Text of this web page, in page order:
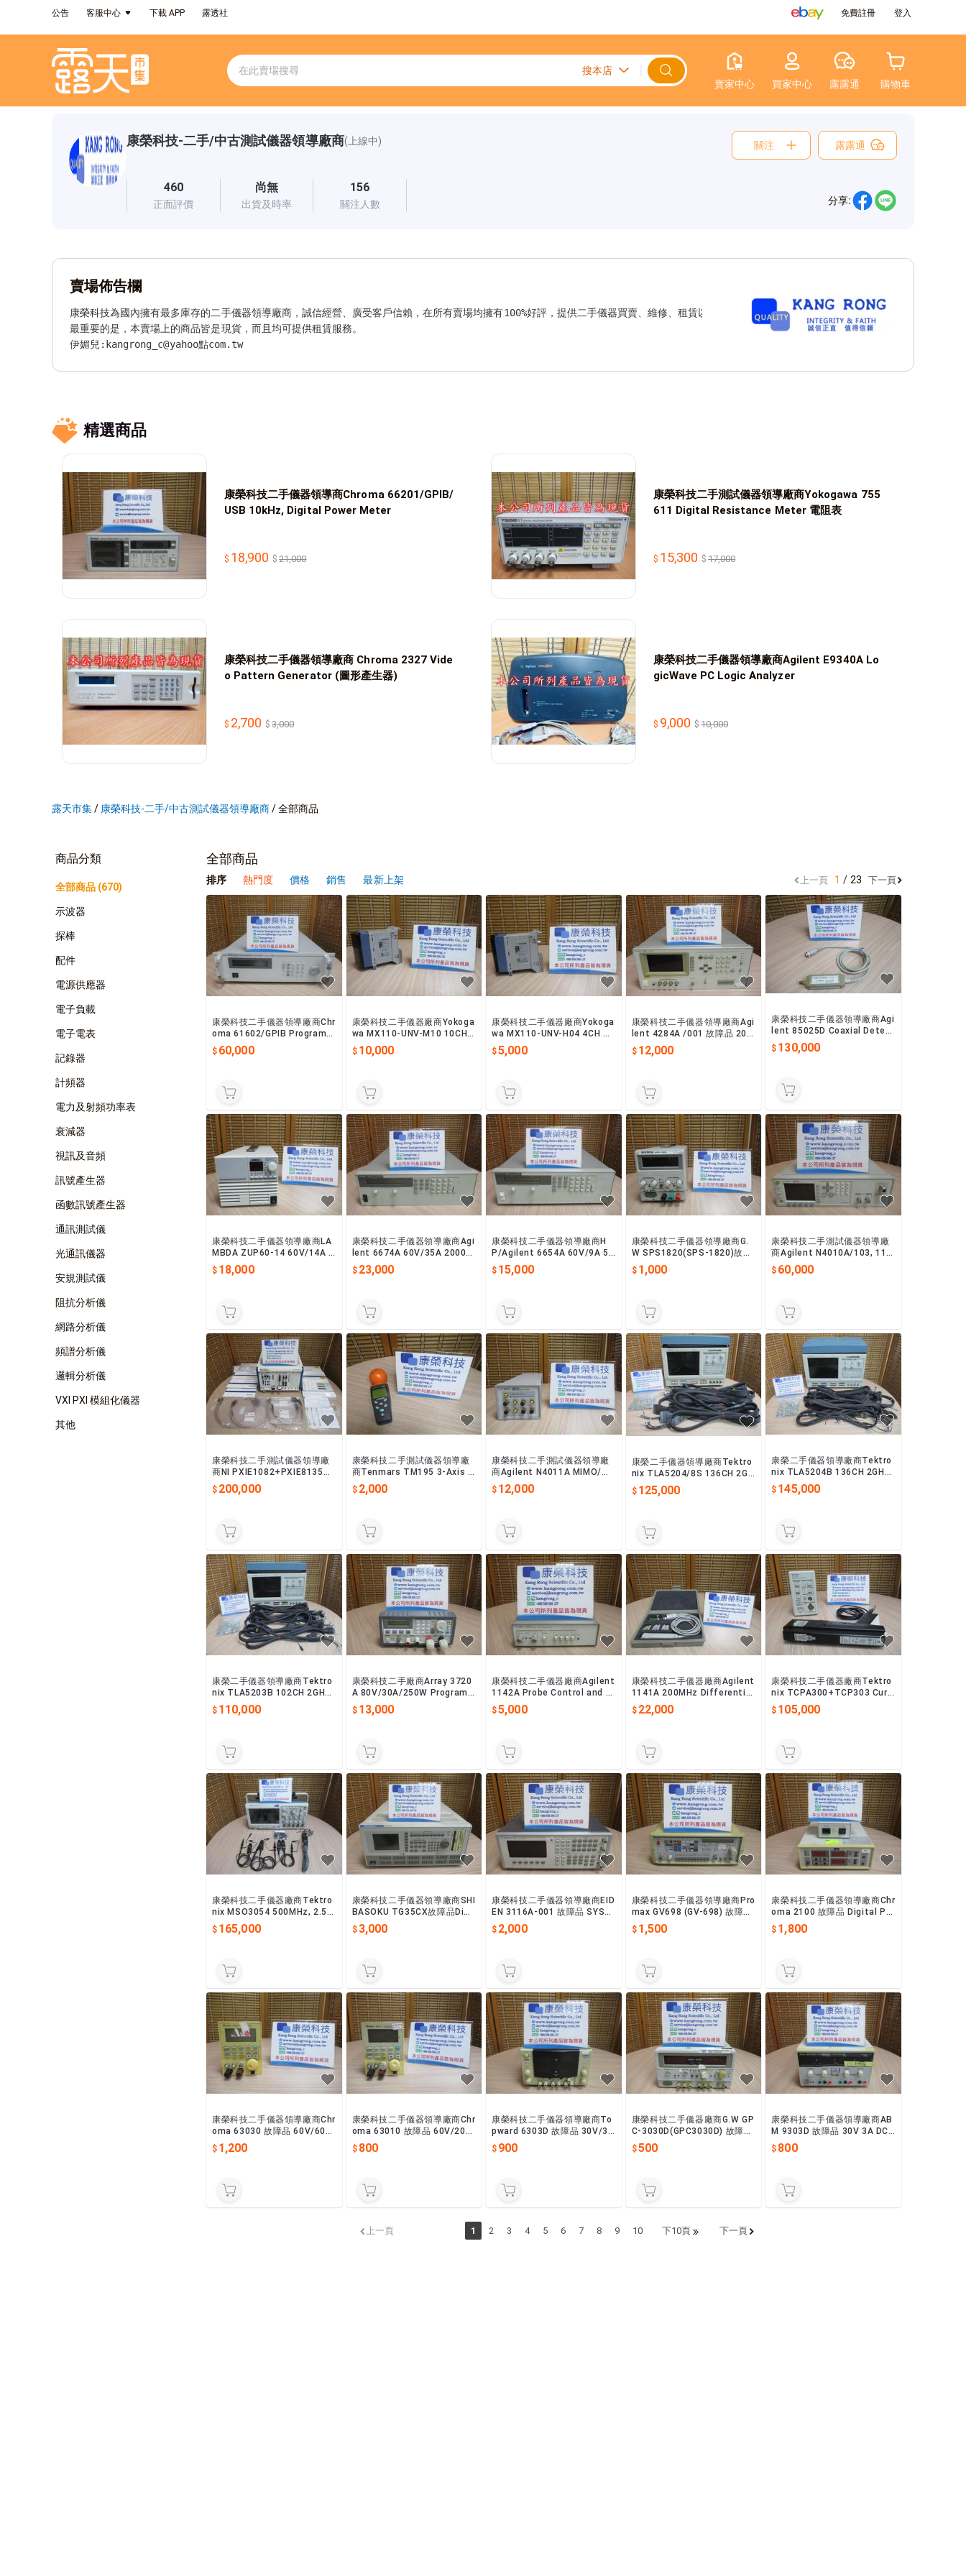
公告 客服中心 下載 APP 露透社 免費註冊 登入
賣家中心 買家中心 露露通 購物車
康榮科技-二手/中古測試儀器領導廠商(上線中)
460
正面評價
尚無
出貨及時率
156
關注人數
關注 露露通
分享:
賣場佈告欄
康榮科技為國內擁有最多庫存的二手儀器領導廠商，誠信經營、廣受客戶信賴，在所有賣場均擁有100%好評，提供二手儀器買賣、維修、租賃以及校正等完整服務。架上儀器提供保固三個月，探棒一
最重要的是，本賣場上的商品皆是現貨，而且均可提供租賃服務。
伊媚兒:kangrong_c@yahoo點com.tw
聯絡電話：02-89820802(LI-NE:kangrong_c)
精選商品
康榮科技二手儀器領導商Chroma 66201/GPIB/
USB 10kHz, Digital Power Meter
18,900 21,000
康榮科技二手測試儀器領導廠商Yokogawa 755
611 Digital Resistance Meter 電阻表
15,300 17,000
康榮科技二手儀器領導廠商 Chroma 2327 Vide
o Pattern Generator (圖形產生器)
2,700 3,000
康榮科技二手儀器領導廠商Agilent E9340A Lo
gicWave PC Logic Analyzer
9,000 10,000
露天市集/ 康榮科技-二手/中古測試儀器領導廠商/全部商品
商品分類
全部商品 (670)
示波器
探棒
配件
電源供應器
電子負載
電子電表
記錄器
計頻器
電力及射頻功率表
衰減器
視訊及音頻
訊號產生器
函數訊號產生器
通訊測試儀
光通訊儀器
安規測試儀
阻抗分析儀
網路分析儀
頻譜分析儀
邏輯分析儀
VXI PXI 模組化儀器
其他
全部商品
排序 熱門度 價格 銷售 最新上架 上一頁 1 23 下一頁
康榮科技二手儀器領導廠商Chr
oma 61602/GPIB Programm
able AC Source 1KVA
60,000
康榮科技二手儀器廠商Yokoga
wa MX110-UNV-M10 10CH
DAQMASTER INPUT MODUL
E 10,000
康榮科技二手儀器廠商Yokoga
wa MX110-UNV-H04 4CH DA
QMASTER INPUT MODULE
5,000
康榮科技二手儀器領導廠商Agi
lent 4284A /001 故障品 20H
z-1MHz LCR Meter
12,000
康榮科技二手儀器領導廠商Agi
lent 85025D Coaxial Detect
or, AC/DC,50GHz
130,000
康榮科技二手儀器領導廠商LA
MBDA ZUP60-14 60V/14A D
C Power Supply (直流電源供
應)18,000
康榮科技二手儀器領導廠商Agi
lent 6674A 60V/35A 2000W
DC Power Supply,220V
23,000
康榮科技二手儀器領導廠商H
P/Agilent 6654A 60V/9A 50
0W System Power Supply
15,000
康榮科技二手儀器領導廠商G.
W SPS1820(SPS-1820)故障
品 18V/20A DC Power Suppl
y 1,000
康榮科技二手測試儀器領導廠
商Agilent N4010A/103, 110,
108 Wireless Test Set
60,000
康榮科技二手測試儀器領導廠
商NI PXIE1082+PXIE8135+P
XIE5645R 8-SLOT Chassis
200,000
康榮科技二手測試儀器領導廠
商Tenmars TM195 3-Axis R
F Field Strength Meter
2,000
康榮科技二手測試儀器領導廠
商Agilent N4011A MIMO/Mu
lti-Port Adapter
12,000
康榮二手儀器領導廠商Tektro
nix TLA5204/8S 136CH 2GH
z Logic Analyzer邏輯
125,000
康榮二手儀器領導廠商Tektro
nix TLA5204B 136CH 2GHz
Logic Analyzer 邏輯分析儀
145,000
康榮二手儀器領導廠商Tektro
nix TLA5203B 102CH 2GHz
Logic Analyzer 邏輯分析儀
110,000
康榮科技二手廠商Array 3720
A 80V/30A/250W Program
mable DC Load
13,000
康榮科技二手儀器廠商Agilent
1142A Probe Control and P
ower Module
5,000
康榮科技二手儀器廠商Agilent
1141A 200MHz Differential
Probe
22,000
康榮科技二手儀器廠商Tektro
nix TCPA300+TCP303 Curr
ent Probe Amplifier
105,000
康榮科技二手儀器廠商Tektro
nix MSO3054 500MHz, 2.5G
Sa/s 4+16CH MSO，附探棒
165,000
康榮科技二手儀器領導廠商SHI
BASOKU TG35CX故障品Digi
tal Test Signal Generator
3,000
康榮科技二手儀器領導廠商EID
EN 3116A-001 故障品 SYST
EM ANALOG TV MODULATO
R 2,000
康榮科技二手儀器領導廠商Pro
max GV698 (GV-698) 故障品
NTSC/PAL/SECAM TV圖形
產生器
1,500
康榮科技二手儀器領導廠商Chr
oma 2100 故障品 Digital Po
wer Meter+Test Adapter
1,800
康榮科技二手儀器領導廠商Chr
oma 63030 故障品 60V/60A/
300W DC Electronic Load
1,200
康榮科技二手儀器領導廠商Chr
oma 63010 故障品 60V/20A/
100W DC Electronic Load
800
康榮科技二手儀器領導廠商To
pward 6303D 故障品 30V/3A
DC Power Supply 電源供應器
900
康榮科技二手儀器廠商G.W GP
C-3030D(GPC3030D) 故障品
30V/3A DC Power Supply
500
康榮科技二手儀器領導廠商AB
M 9303D 故障品 30V 3A DC
Power Supply (電源供應器)
800
上一頁 1 2 3 4 5 6 7 8 9 10 下10頁 下一頁